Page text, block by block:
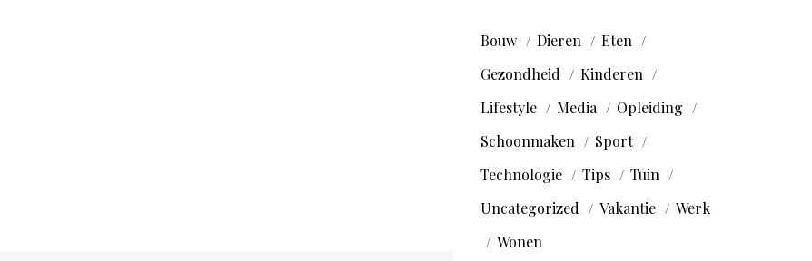
Bouw Dieren
Eten
Gezondheid
Kinderen
Lifestyle
Media
Opleiding
Schoonmaken
Sport
Technologie
Tips
Tuin
Uncategorized
Vakantie
Werk
Wonen